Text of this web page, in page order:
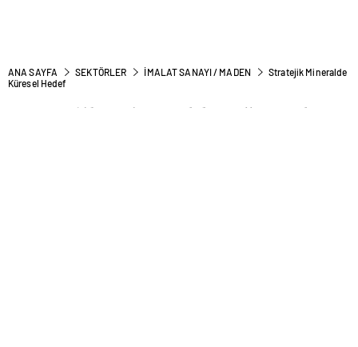
ANA SAYFA SEKTÖRLER İMALAT SANAYI / MADEN
Stratejik Mineralde
Küresel Hedef
Stratejik Mineralde Küresel